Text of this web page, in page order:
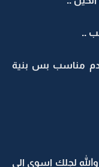
..
مناسب بس بنية
لجلك اسوي الي